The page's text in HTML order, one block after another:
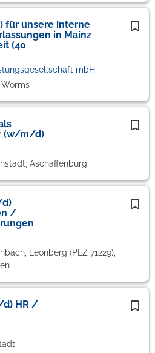
unsere interne
in Mainz
(40
mbH
Worms
(w/m/d)
Aschaffenburg
/
Leonberg (PLZ 71229),
HR /